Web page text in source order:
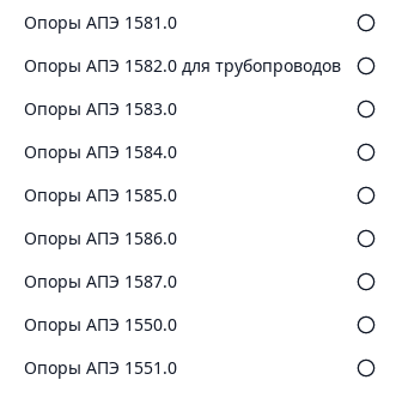
Опоры АПЭ 1581.0
Опоры АПЭ 1582.0 для трубопроводов
Опоры АПЭ 1583.0
Опоры АПЭ 1584.0
Опоры АПЭ 1585.0
Опоры АПЭ 1586.0
Опоры АПЭ 1587.0
Опоры АПЭ 1550.0
Опоры АПЭ 1551.0